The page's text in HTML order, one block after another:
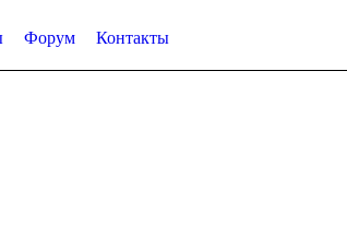
Форум Контакты